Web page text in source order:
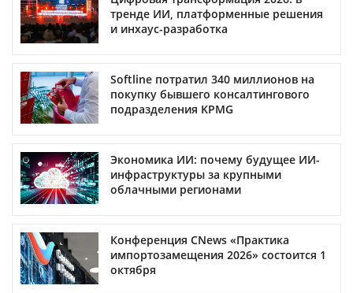
тренде ИИ, платформенные решения
и инхаус-разработка
Softline потратил 340 миллионов на
покупку бывшего консалтингового
подразделения KPMG
Экономика ИИ: почему будущее ИИ-
инфраструктуры за крупными
облачными регионами
Конференция CNews «Практика
импортозамещения 2026» состоится 1
октября